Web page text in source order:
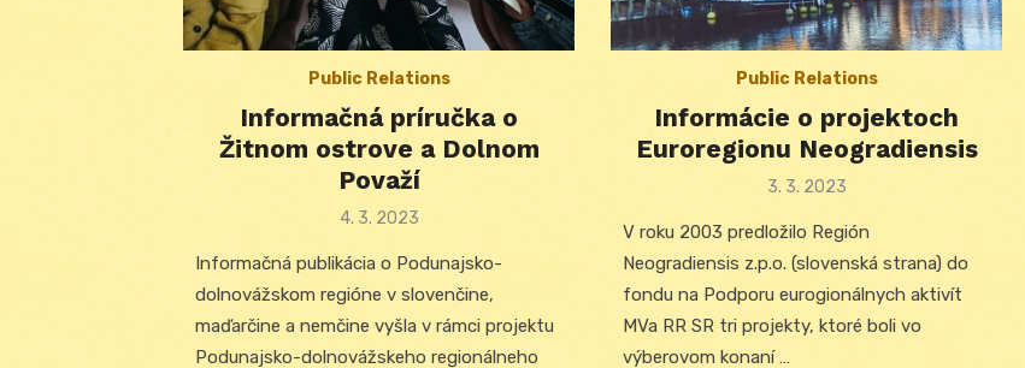
Public Relations
Informačná príručka o
Žitnom ostrove a Dolnom
Považí
Posted
4. 3. 2023
Informačná publikácia o Podunajsko-
dolnovážskom regióne v slovenčine,
maďarčine a nemčine vyšla v rámci projektu
Podunajsko-dolnovážskeho regionálneho
Public Relations
Informácie o projektoch
Euroregionu Neogradiensis
Posted
3. 3. 2023
V roku 2003 predložilo Región
Neogradiensis z.p.o. (slovenská strana) do
fondu na Podporu eurogionálnych aktivít
MVa RR SR tri projekty, ktoré boli vo
výberovom konaní …